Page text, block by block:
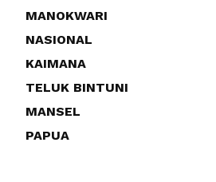
MANOKWARI
NASIONAL
KAIMANA
TELUK BINTUNI
MANSEL
PAPUA